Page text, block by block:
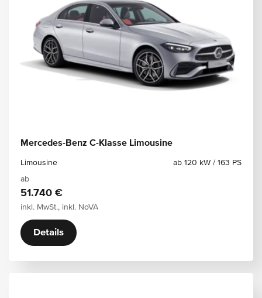
Mercedes-Benz C-Klasse Limousine
Limousine
ab 120 kW / 163 PS
ab
51.740 €
inkl. MwSt., inkl. NoVA
Details